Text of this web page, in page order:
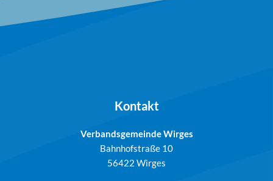
Kontakt
Verbandsgemeinde Wirges
Bahnhofstraße 10
56422 Wirges